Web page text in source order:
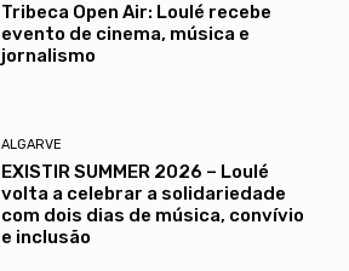
Tribeca Open Air: Loulé recebe
evento de cinema, música e
jornalismo
ALGARVE
EXISTIR SUMMER 2026 – Loulé
volta a celebrar a solidariedade
com dois dias de música, convívio
e inclusão